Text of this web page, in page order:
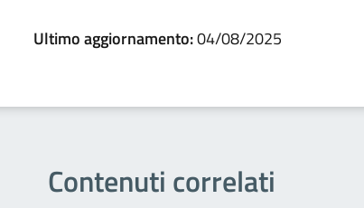
Ultimo aggiornamento:04/08/2025
Contenuti correlati